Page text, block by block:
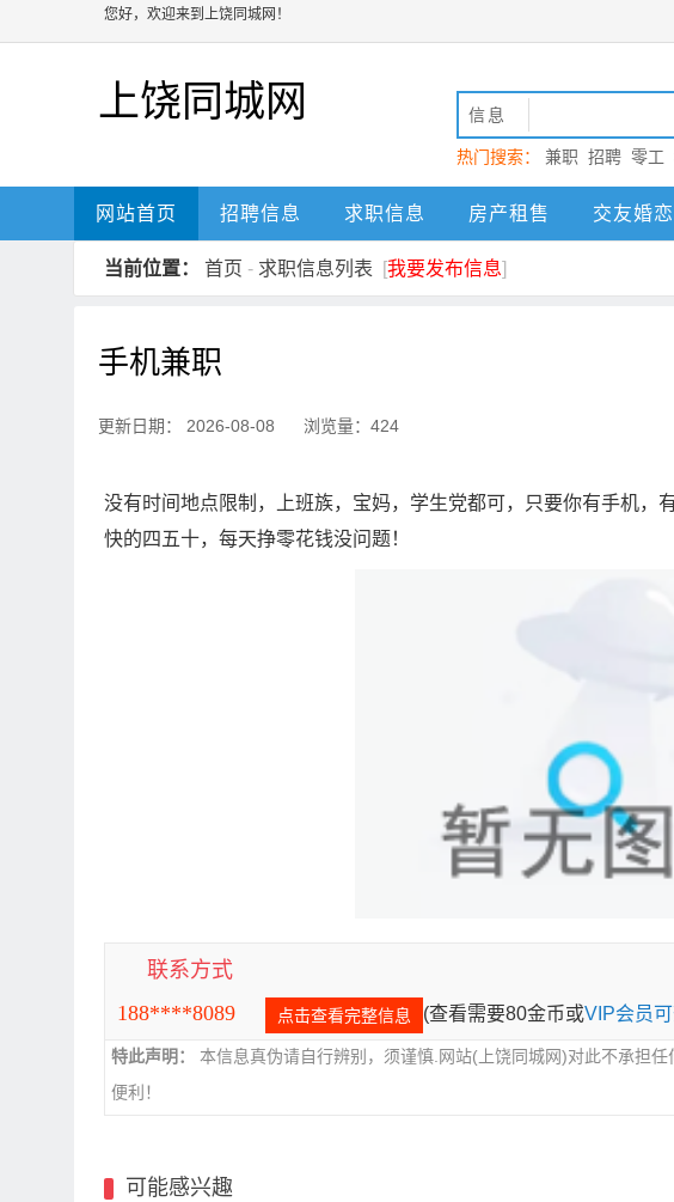
您好，欢迎来到上饶同城网！
上饶同城网 信息
热门搜索： 兼职 招聘 零工
动 上饶
网站首页 招聘信息 求职信息 房产租售 交友婚恋
当前位置： 首页 - 求职信息列表 [我要发布信息]
手机兼职
更新日期： 2026-08-08 浏览量：424
没有时间地点限制，上班族，宝妈，学生党都可，只要你有手机，
快的四五十，每天挣零花钱没问题！
联系方式
188****8089
点击查看完整信息 (查看需要80金币或VIP会员
特此声明：
本信息真伪请自行辨别，须谨慎.网站(上饶同城网)对此不承担
便利！
可能感兴趣